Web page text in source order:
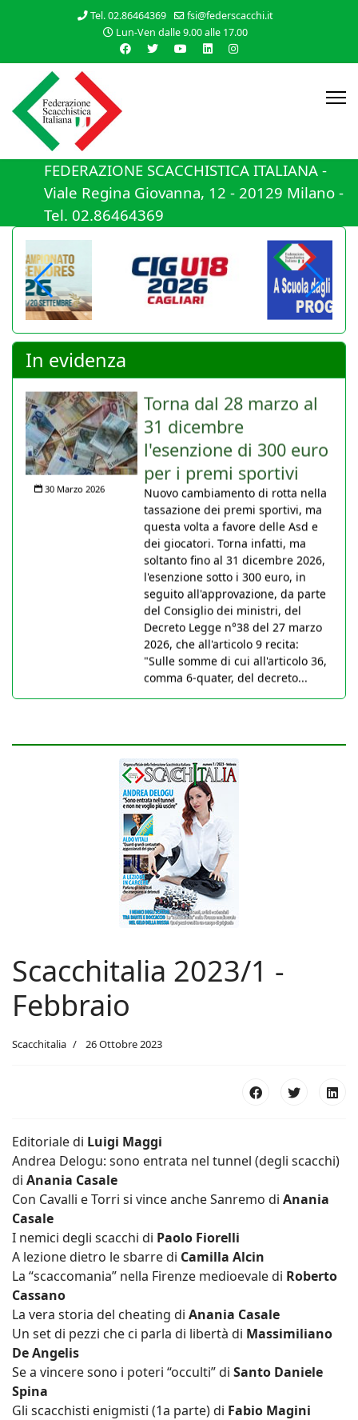
Tel. 02.86464369
fsi@federscacchi.it
Lun-Ven dalle 9.00 alle 17.00
FEDERAZIONE SCACCHISTICA ITALIANA -
Viale Regina Giovanna, 12 - 20129 Milano -
Tel. 02.86464369
In evidenza
30 Marzo 2026
Torna dal 28 marzo al
31 dicembre
l'esenzione di 300 euro
per i premi sportivi
Nuovo cambiamento di rotta nella
tassazione dei premi sportivi, ma
questa volta a favore delle Asd e
dei giocatori. Torna infatti, ma
soltanto fino al 31 dicembre 2026,
l'esenzione sotto i 300 euro, in
seguito all'approvazione, da parte
del Consiglio dei ministri, del
Decreto Legge n°38 del 27 marzo
2026, che all'articolo 9 recita:
"Sulle somme di cui all'articolo 36,
comma 6-quater, del decreto...
Scacchitalia 2023/1 -
Febbraio
Scacchitalia 26 Ottobre 2023
Editoriale di Luigi Maggi
Andrea Delogu: sono entrata nel tunnel (degli scacchi)
di Anania Casale
Con Cavalli e Torri si vince anche Sanremo di Anania
Casale
I nemici degli scacchi di Paolo Fiorelli
A lezione dietro le sbarre di Camilla Alcin
La “scaccomania” nella Firenze medioevale di Roberto
Cassano
La vera storia del cheating di Anania Casale
Un set di pezzi che ci parla di libertà di Massimiliano
De Angelis
Se a vincere sono i poteri “occulti” di Santo Daniele
Spina
Gli scacchisti enigmisti (1a parte) di Fabio Magini